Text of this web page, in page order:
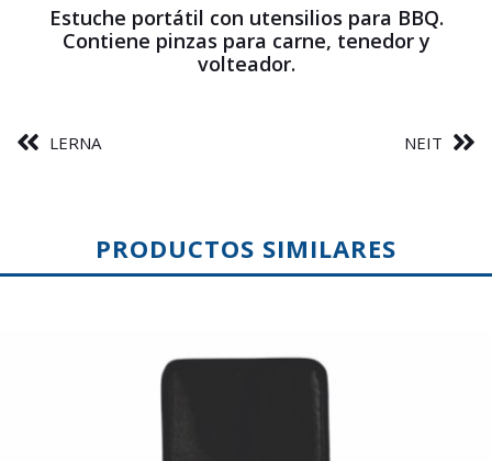
Estuche portátil con utensilios para BBQ.
Contiene pinzas para carne, tenedor y
volteador.
LERNA NEIT
PRODUCTOS SIMILARES